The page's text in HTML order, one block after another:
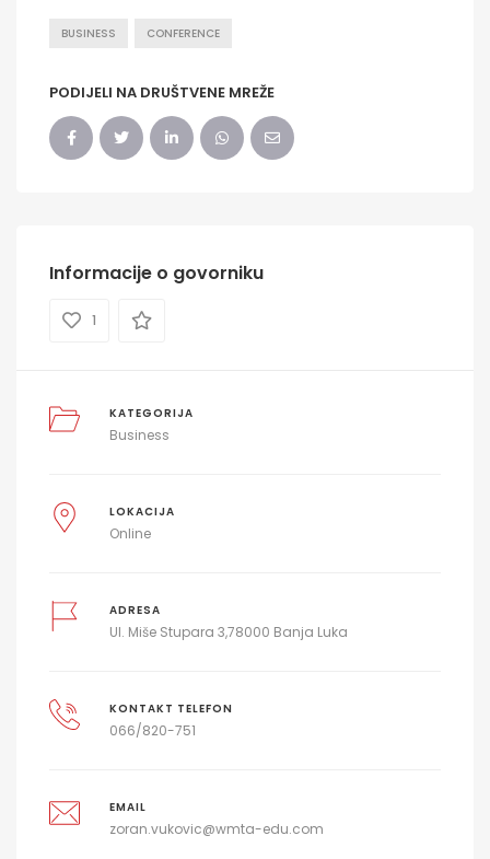
BUSINESS CONFERENCE
PODIJELI NA DRUŠTVENE MREŽE
Informacije o govorniku
1
KATEGORIJA
Business
LOKACIJA
Online
ADRESA
Ul. Miše Stupara 3,78000 Banja Luka
KONTAKT TELEFON
066/820-751
EMAIL
zoran.vukovic@wmta-edu.com